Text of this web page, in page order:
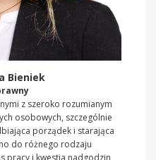
Bieniek
z szeroko rozumianym
osobowych, szczególnie
porządek i starająca
do różnego rodzaju
pracy i kwestia nadgodzin